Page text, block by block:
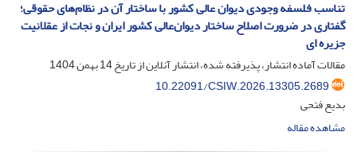
تناسب فلسفه وجودی دیوان عالی کشور با ساختار آن در نظام‌های حقوقی؛
گفتاری در ضرورت اصلاح ساختار دیوان‌‌عالی کشور ایران و نجات از عقلانیت
جزیره ای
مقالات آماده انتشار، پذیرفته شده، انتشار آنلاین از تاریخ14 بهمن 1404
10.22091/CSIW.2026.13305.2689
بدیع فتحی
مشاهده مقاله